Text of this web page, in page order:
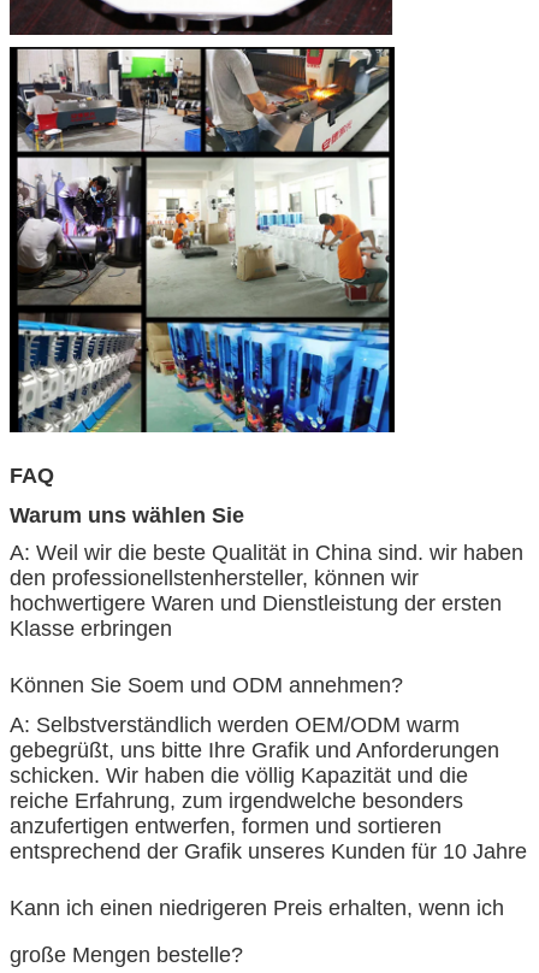
FAQ
Warum uns wählen Sie
A: Weil wir die beste Qualität in China sind. wir haben
den professionellstenhersteller, können wir
hochwertigere Waren und Dienstleistung der ersten
Klasse erbringen
Können Sie Soem und ODM annehmen?
A: Selbstverständlich werden OEM/ODM warm
gebegrüßt, uns bitte Ihre Grafik und Anforderungen
schicken. Wir haben die völlig Kapazität und die
reiche Erfahrung, zum irgendwelche besonders
anzufertigen entwerfen, formen und sortieren
entsprechend der Grafik unseres Kunden für 10 Jahre
Kann ich einen niedrigeren Preis erhalten, wenn ich
große Mengen bestelle?